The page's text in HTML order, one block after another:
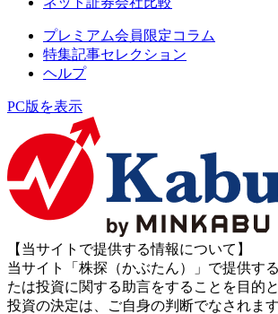
プレミアム会員限定コラム
特集記事セレクション
ヘルプ
PC版を表示
【当サイトで提供する情報について】
当サイト「株探（かぶたん）」で提供す
たは投資に関する助言をすることを目的
投資の決定は、ご自身の判断でなされま